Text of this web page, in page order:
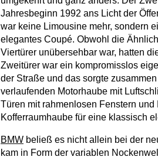
Jahresbeginn 1992 ans Licht der
war keine Limousine mehr, sondern
elegantes Coupé. Obwohl die
Viertürer unübersehbar war, hatten
Zweitürer war ein kompromisslos
der Straße und das sorgte
verlaufenden Motorhaube mit
Türen mit rahmenlosen Fenstern
Kofferraumhaube für eine klassisch
BMW beließ es nicht allein bei der
kam in Form der variablen